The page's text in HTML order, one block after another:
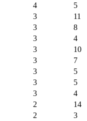
4
5
3
11
3
8
3
4
3
10
3
7
3
5
3
5
3
4
2
14
2
3